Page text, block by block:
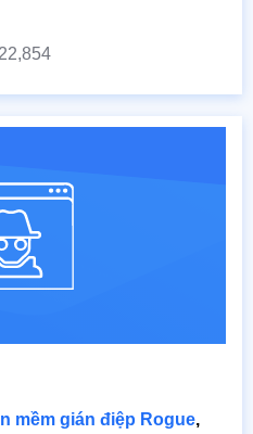
22,854
mềm gián điệp Rogue,